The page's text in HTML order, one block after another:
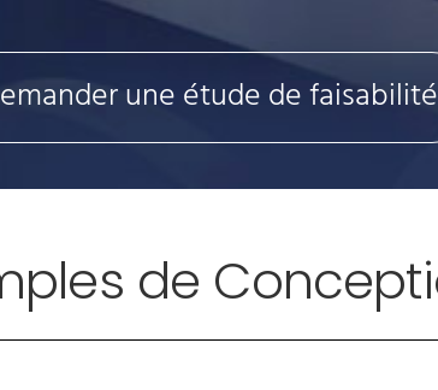
une étude de faisabilité
de